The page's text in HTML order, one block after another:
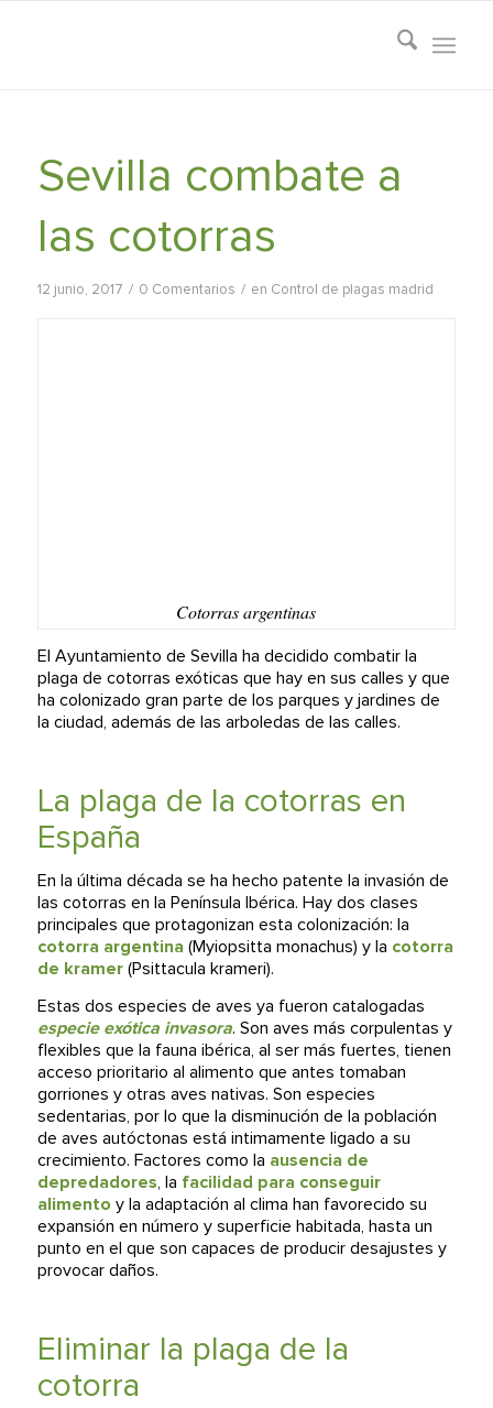
Sevilla combate a
las cotorras
12 junio, 2017 / 0 Comentarios / en Control de plagas madrid
Cotorras argentinas
El Ayuntamiento de Sevilla ha decidido combatir la
plaga de cotorras exóticas que hay en sus calles y que
ha colonizado gran parte de los parques y jardines de
la ciudad, además de las arboledas de las calles.
La plaga de la cotorras en
España
En la última década se ha hecho patente la invasión de
las cotorras en la Península Ibérica. Hay dos clases
principales que protagonizan esta colonización: la
cotorra argentina (Myiopsitta monachus) y la cotorra
de kramer(Psittacula krameri).
Estas dos especies de aves ya fueron catalogadas
especie exótica invasora. Son aves más corpulentas y
flexibles que la fauna ibérica, al ser más fuertes, tienen
acceso prioritario al alimento que antes tomaban
gorriones y otras aves nativas. Son especies
sedentarias, por lo que la disminución de la población
de aves autóctonas está intimamente ligado a su
crecimiento. Factores como la ausencia de
depredadores, la facilidad para conseguir
alimento y la adaptación al clima han favorecido su
expansión en número y superficie habitada, hasta un
punto en el que son capaces de producir desajustes y
provocar daños.
Eliminar la plaga de la
cotorra